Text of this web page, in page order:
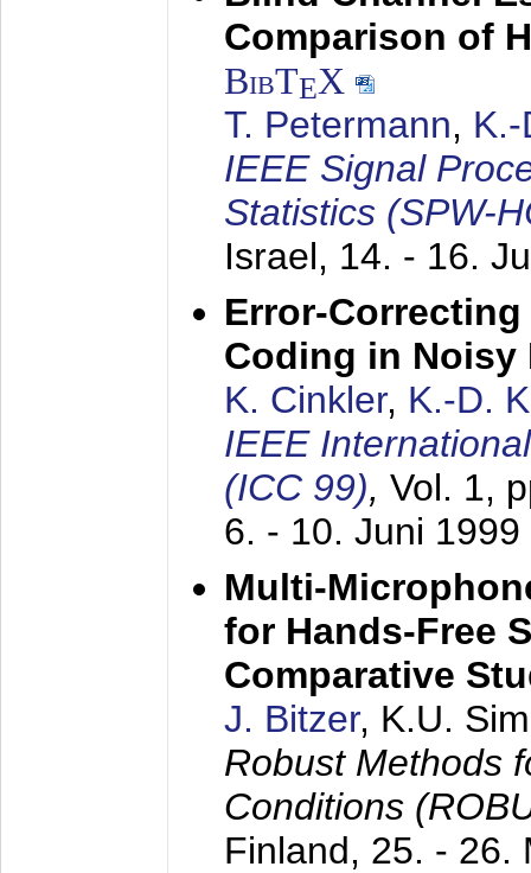
Comparison of
BibTEX
T. Petermann,
IEEE Signal
Statistics (SPW-
Israel, 14. - 16.
Error-
Coding in Noisy
K. Cinkler, K.-D.
IEEE
(ICC 99), Vol. 1,
6. - 10. Juni 1999
Multi-
for Hands-Free
Comparative
J. Bitzer, K.U.
Robust Methods
Conditions
Finland, 25. - 26.